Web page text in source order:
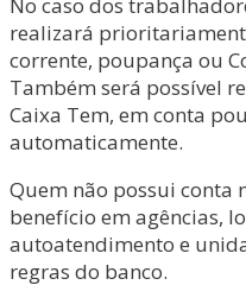
realizará
corrente, poupança ou
Também será possível
Caixa Tem, em conta
automaticamente.
Quem não possui conta
benefício em agências,
autoatendimento e
regras do banco.